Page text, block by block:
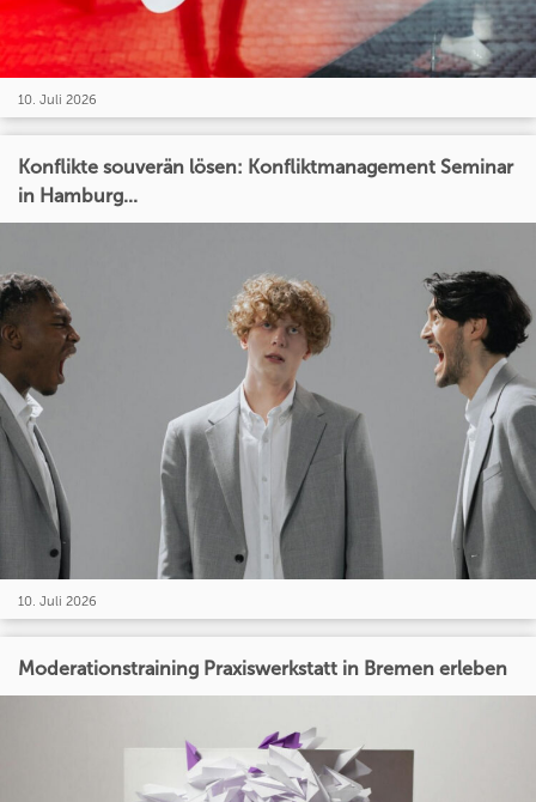
10. Juli 2026
Konflikte souverän lösen: Konfliktmanagement Seminar
in Hamburg...
10. Juli 2026
Moderationstraining Praxiswerkstatt in Bremen erleben